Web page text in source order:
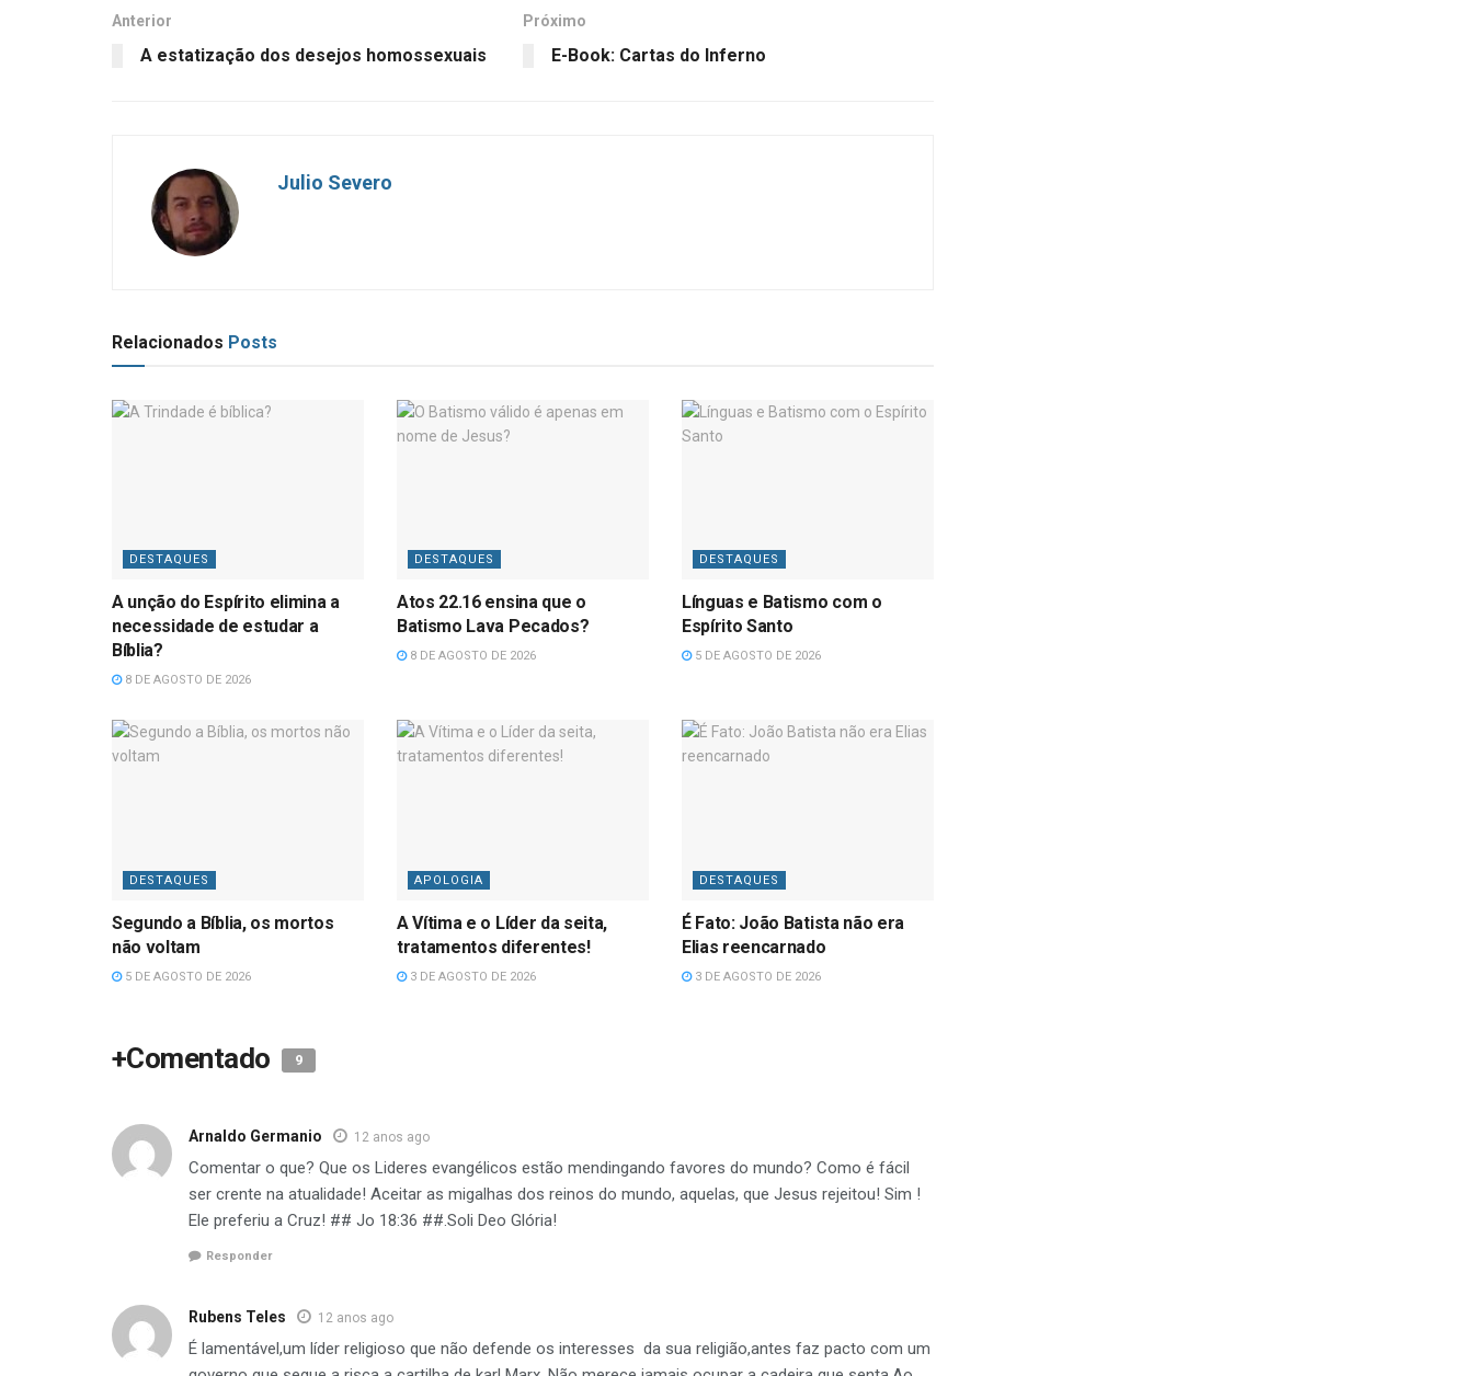
Anterior
A estatização dos desejos homossexuais
Próximo
E-Book: Cartas do Inferno
Julio Severo
Relacionados Posts
DESTAQUES
A unção do Espírito elimina a
necessidade de estudar a
Bíblia?
8 DE AGOSTO DE 2026
DESTAQUES
Atos 22.16 ensina que o
Batismo Lava Pecados?
8 DE AGOSTO DE 2026
DESTAQUES
Línguas e Batismo com o
Espírito Santo
5 DE AGOSTO DE 2026
DESTAQUES
Segundo a Bíblia, os mortos
não voltam
5 DE AGOSTO DE 2026
APOLOGIA
A Vítima e o Líder da seita,
tratamentos diferentes!
3 DE AGOSTO DE 2026
DESTAQUES
É Fato: João Batista não era
Elias reencarnado
3 DE AGOSTO DE 2026
+Comentado 9
Arnaldo Germanio 12 anos ago
Comentar o que? Que os Lideres evangélicos estão mendingando favores do mundo? Como é fácil
ser crente na atualidade! Aceitar as migalhas dos reinos do mundo, aquelas, que Jesus rejeitou! Sim !
Ele preferiu a Cruz! ## Jo 18:36 ##.Soli Deo Glória!
Responder
Rubens Teles 12 anos ago
É lamentável,um líder religioso que não defende os interesses da sua religião,antes faz pacto com um